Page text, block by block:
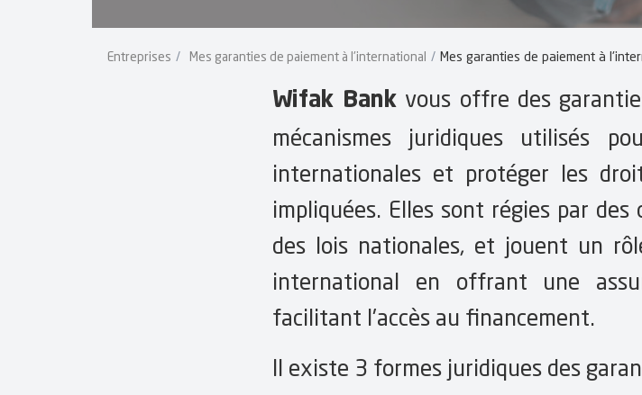
Entreprises Mes garanties de paiement à l'international Mes garanties de paiement à
Wifak Bank vous offre des
mécanismes juridiques utilisés
internationales et protéger les
impliquées. Elles sont régies par
des lois nationales, et jouent un
international en offrant une
facilitant l'accès au financement.
Il existe 3 formes juridiques des